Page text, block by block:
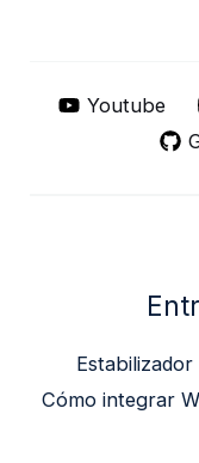
Youtube
Cómo integrar